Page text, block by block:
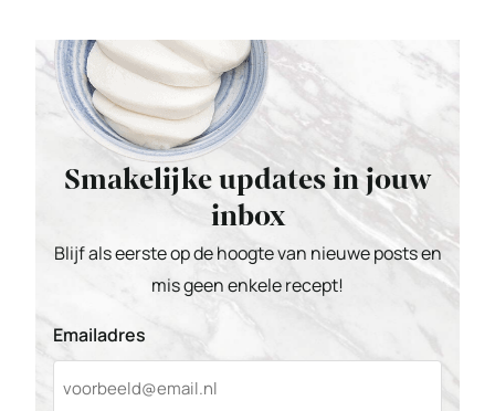
Smakelijke updates in jouw
inbox
Blijf als eerste op de hoogte van nieuwe posts en
mis geen enkele recept!
Emailadres